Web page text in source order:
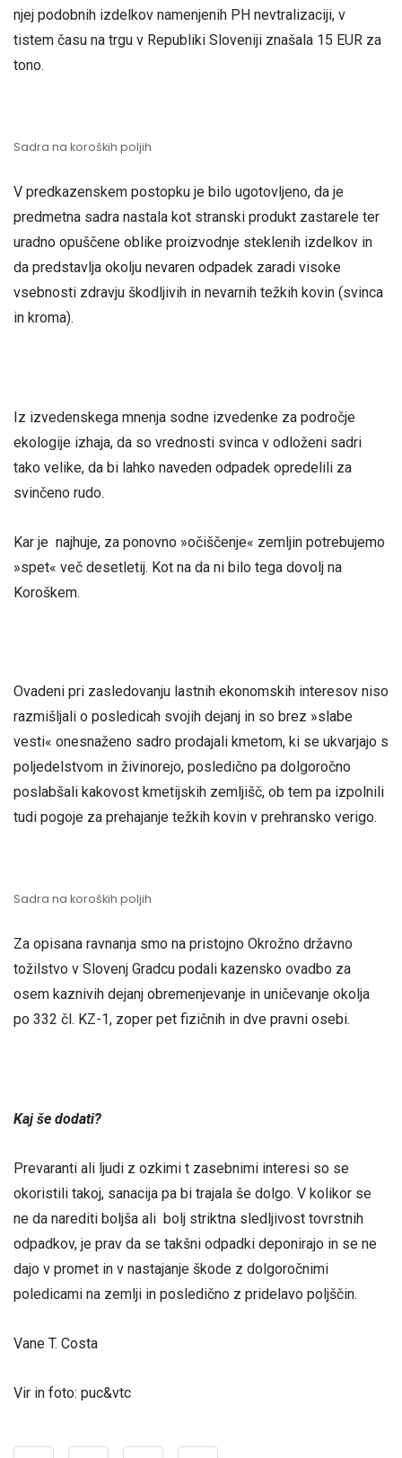
njej podobnih izdelkov namenjenih PH nevtralizaciji, v
tistem času na trgu v Republiki Sloveniji znašala 15 EUR za
tono.
Sadra na koroških poljih
V predkazenskem postopku je bilo ugotovljeno, da je
predmetna sadra nastala kot stranski produkt zastarele ter
uradno opuščene oblike proizvodnje steklenih izdelkov in
da predstavlja okolju nevaren odpadek zaradi visoke
vsebnosti zdravju škodljivih in nevarnih težkih kovin (svinca
in kroma).
Iz izvedenskega mnenja sodne izvedenke za področje
ekologije izhaja, da so vrednosti svinca v odloženi sadri
tako velike, da bi lahko naveden odpadek opredelili za
svinčeno rudo.
Kar je najhuje, za ponovno »očiščenje« zemljin potrebujemo
»spet« več desetletij. Kot na da ni bilo tega dovolj na
Koroškem.
Ovadeni pri zasledovanju lastnih ekonomskih interesov niso
razmišljali o posledicah svojih dejanj in so brez »slabe
vesti« onesnaženo sadro prodajali kmetom, ki se ukvarjajo s
poljedelstvom in živinorejo, posledično pa dolgoročno
poslabšali kakovost kmetijskih zemljišč, ob tem pa izpolnili
tudi pogoje za prehajanje težkih kovin v prehransko verigo.
Sadra na koroških poljih
Za opisana ravnanja smo na pristojno Okrožno državno
tožilstvo v Slovenj Gradcu podali kazensko ovadbo za
osem kaznivih dejanj obremenjevanje in uničevanje okolja
po 332 čl. KZ-1, zoper pet fizičnih in dve pravni osebi.
Kaj še dodati?
Prevaranti ali ljudi z ozkimi t zasebnimi interesi so se
okoristili takoj, sanacija pa bi trajala še dolgo. V kolikor se
ne da narediti boljša ali bolj striktna sledljivost tovrstnih
odpadkov, je prav da se takšni odpadki deponirajo in se ne
dajo v promet in v nastajanje škode z dolgoročnimi
poledicami na zemlji in posledično z pridelavo poljščin.
Vane T. Costa
Vir in foto: puc&vtc